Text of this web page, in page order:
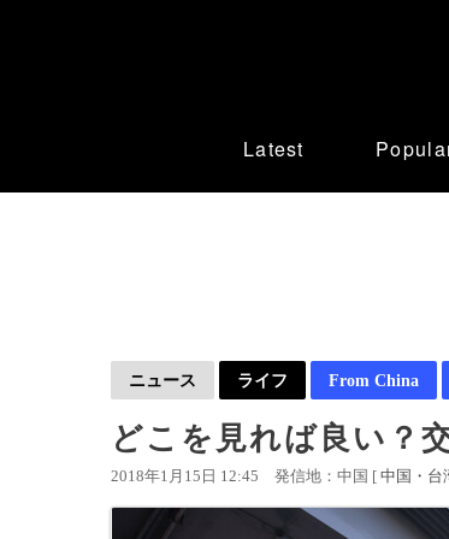
Latest
ニュース ライフ From China
どこを見れば良い？
2018年1月15日 12:45 発信地：中国 [ 中国・台